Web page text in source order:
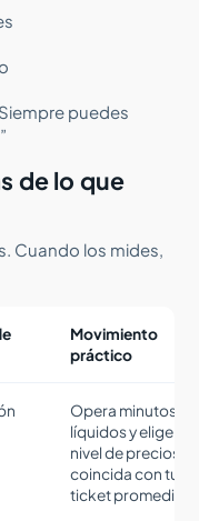
puedes
de lo que
Cuando los mides,
Movimiento
práctico
Opera minutos
líquidos y elige un
nivel de precios
coincida con tu
ticket promedio